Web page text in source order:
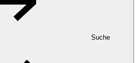
Suche